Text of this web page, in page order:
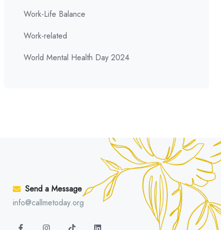
Work-Life Balance
Work-related
World Mental Health Day 2024
Send a Message
info@callmetoday.org